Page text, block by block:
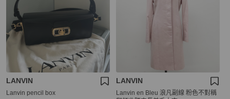
LANVIN
Lanvin pencil box
LANVIN
Lanvin en Bleu 浪凡副線 粉色不對稱